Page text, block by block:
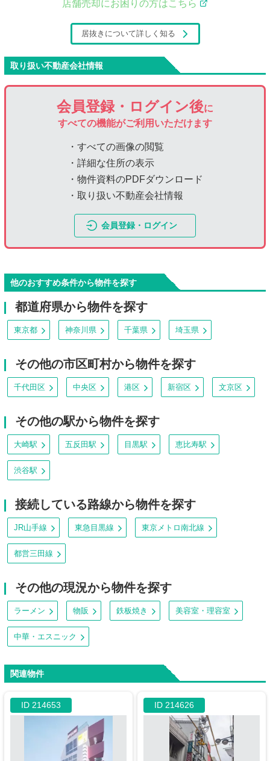
店舗売却にお困りの方はこちら
居抜きについて詳しく知る
取り扱い不動産会社情報
会員登録・ログイン後に
すべての機能がご利用いただけます
・すべての画像の閲覧
・詳細な住所の表示
・物件資料のPDFダウンロード
・取り扱い不動産会社情報
会員登録・ログイン
他のおすすめ条件から物件を探す
都道府県から物件を探す
東京都 神奈川県 千葉県 埼玉県
その他の市区町村から物件を探す
千代田区 中央区 港区 新宿区 文京区
その他の駅から物件を探す
大崎駅 五反田駅 目黒駅 恵比寿駅
渋谷駅
接続している路線から物件を探す
JR山手線 東急目黒線 東京メトロ南北線
都営三田線
その他の現況から物件を探す
ラーメン 物販 鉄板焼き 美容室・理容室
中華・エスニック
関連物件
ID 214653 ID 214626